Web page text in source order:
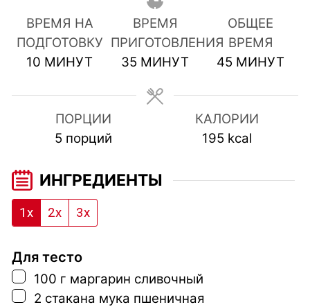
ВРЕМЯ НА
ПОДГОТОВКУ
10 МИНУТЫ
МИНУТ
ВРЕМЯ
ПРИГОТОВЛЕНИЯ
35 МИНУТЫ
МИНУТ
ОБЩЕЕ
ВРЕМЯ
45 МИНУТЫ
МИНУТ
ПОРЦИИ
5 порций
КАЛОРИИ
195 kcal
ИНГРЕДИЕНТЫ
1x 2x 3x
Для тесто
▢
100 г маргарин сливочный
▢
2 стакана мука пшеничная